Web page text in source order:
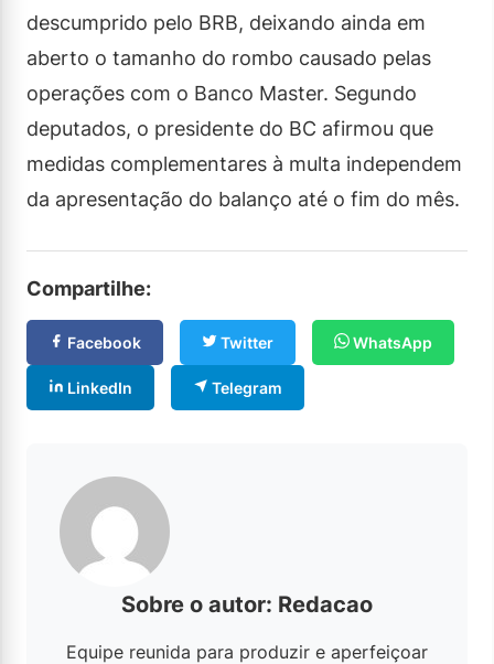
descumprido pelo BRB, deixando ainda em
aberto o tamanho do rombo causado pelas
operações com o Banco Master. Segundo
deputados, o presidente do BC afirmou que
medidas complementares à multa independem
da apresentação do balanço até o fim do mês.
Compartilhe:
Facebook Twitter WhatsApp
LinkedIn Telegram
Sobre o autor: Redacao
Equipe reunida para produzir e aperfeiçoar